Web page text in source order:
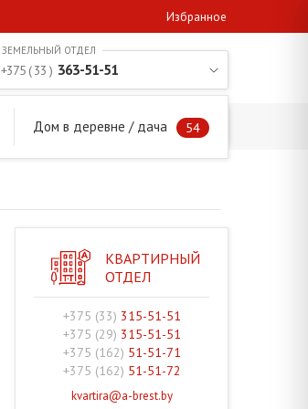
Избранное
Дом в деревне / дача 54
+375 ( 33 ) 363-51-51
КВАРТИРНЫЙ
ОТДЕЛ
+375 (33) 315-51-51
+375 (29) 315-51-51
+375 (162) 51-51-71
+375 (162) 51-51-72
kvartira@a-brest.by